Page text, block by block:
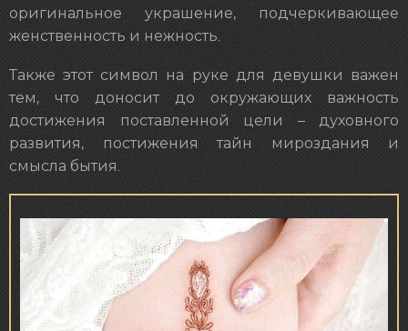
оригинальное украшение, подчеркивающее
женственность и нежность.
Также этот символ на руке для девушки важен
тем, что доносит до окружающих важность
достижения поставленной цели – духовного
развития, постижения тайн мироздания и
смысла бытия.